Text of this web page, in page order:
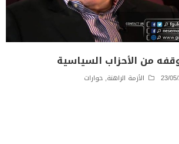
من الأحزاب السياسية
23/ الأزمة الراهنة, حوارات